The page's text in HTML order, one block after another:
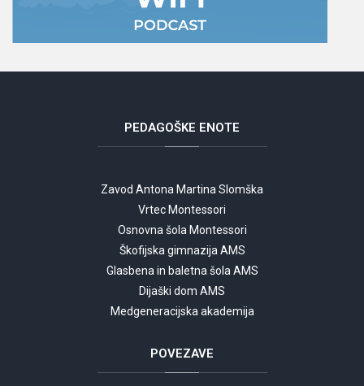
PEDAGOŠKE ENOTE
Zavod Antona Martina Slomška
Vrtec Montessori
Osnovna šola Montessori
Škofijska gimnazija AMS
Glasbena in baletna šola AMS
Dijaški dom AMS
Medgeneracijska akademija
POVEZAVE